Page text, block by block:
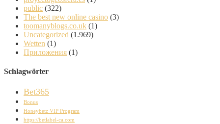
public (322)
The best new online casino (3)
toomanyblogs.co.uk (1)
Uncategorized (1.969)
Wetten (1)
Приложения (1)
Schlagwörter
Bet365
Bonus
Honeybetz VIP Program
https://betlabel-ca.com